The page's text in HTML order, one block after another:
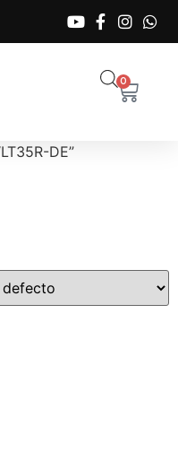
0
DE”